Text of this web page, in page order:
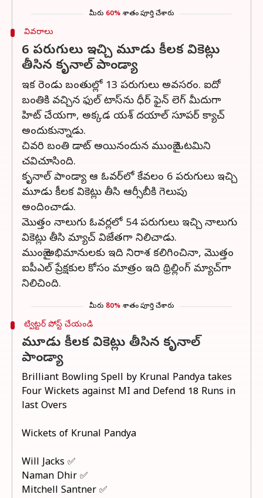
మీరు 60% శాతం పూర్తి చేశారు
వివరాలు
6 పరుగులు ఇచ్చి మూడు కీలక వికెట్లు
తీసిన కృనాల్ పాండ్యా
ఇక రెండు బంతుల్లో 13 పరుగులు అవసరం. ఐదో
బంతికి వచ్చిన ఫుల్ టాస్‌ను ధీర్ ఫైన్ లెగ్ మీదుగా
హిట్ చేయగా, అక్కడ యశ్ దయాల్ సూపర్ క్యాచ్
అందుకున్నాడు.
చివరి బంతి డాట్ అయినందున ముంబై ఓటమిని
చవిచూసింది.
కృనాల్ పాండ్యా ఆ ఓవర్‌లో కేవలం 6 పరుగులు ఇచ్చి
మూడు కీలక వికెట్లు తీసి ఆర్సీబీకి గెలుపు
అందించాడు.
మొత్తం నాలుగు ఓవర్లలో 54 పరుగులు ఇచ్చి నాలుగు
వికెట్లు తీసి మ్యాచ్ విజేతగా నిలిచాడు.
ముంబై అభిమానులకు ఇది నిరాశ కలిగించినా, మొత్తం
ఐపీఎల్ ప్రేక్షకుల కోసం మాత్రం ఇది థ్రిల్లింగ్ మ్యాచ్‌గా
నిలిచింది.
మీరు 80% శాతం పూర్తి చేశారు
ట్విట్టర్ పోస్ట్ చేయండి
మూడు కీలక వికెట్లు తీసిన కృనాల్
పాండ్యా
Brilliant Bowling Spell by Krunal Pandya takes
Four Wickets against MI and Defend 18 Runs in
last Overs
Wickets of Krunal Pandya
Will Jacks ✅
Naman Dhir ✅
Mitchell Santner ✅